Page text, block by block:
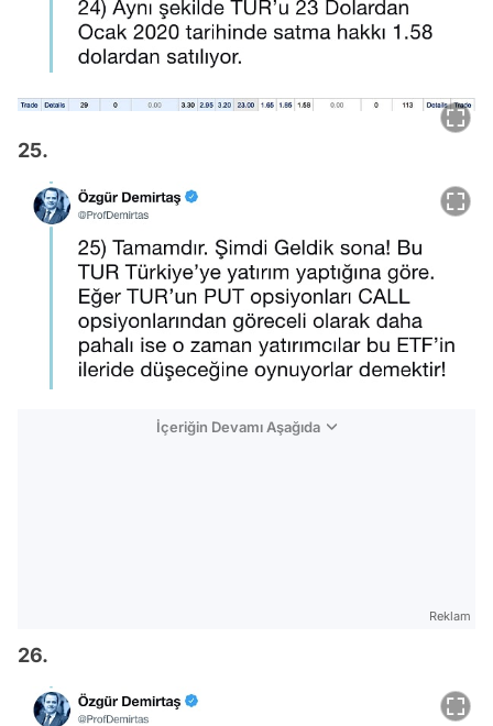
25.
İçeriğin Devamı Aşağıda
Reklam
26.